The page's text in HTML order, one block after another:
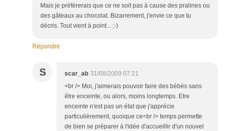
Mais je préférerais que ce ne soit pas à cause des pralines ou
des gâteaux au chocolat. Bizarrement, j'envie ce que tu
décris. Tout vient à point... ;-)
Répondre
S scar_ab 31/08/2009 07:21
<br /> Moi, j'aimerais pouvoir faire des bébés sans
être enceinte, ou alors, moins longtemps. Etre
enceinte n'est pas un état que j'apprécie
particulièrement, quoique ce<br /> temps permette
de bien se préparer à l'idée d'accueillir d'un nouvel